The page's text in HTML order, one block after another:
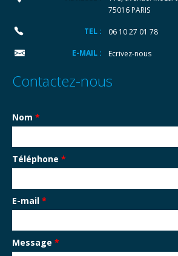
75016 PARIS
TEL : 06 10 27 01 78
E-MAIL : Ecrivez-nous
Contactez-nous
Nom *
Téléphone *
E-mail *
Message *